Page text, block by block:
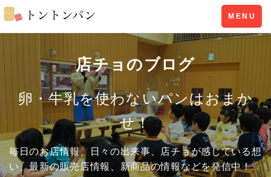
Toggle
navigation
MENU
店チョのブログ
卵・牛乳を使わないパンはおまか
せ！
毎日のお店情報、日々の出来事、店チョが感じている想
い、最新の販売店情報、新商品の情報などを発信中！